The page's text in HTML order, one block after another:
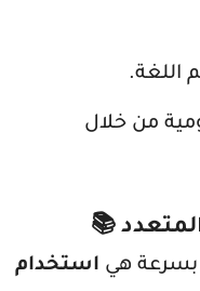
اللغة.
من خلال
📚
بسرعة هي استخدام